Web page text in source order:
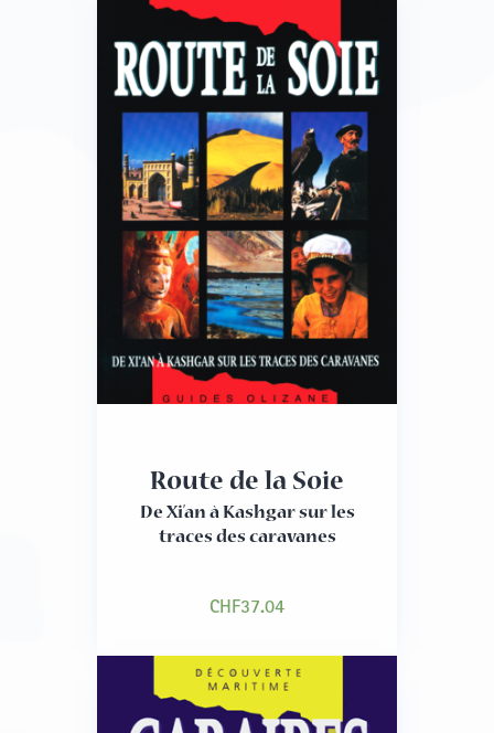
Route de la Soie
De Xi’an à Kashgar sur les
traces des caravanes
CHF37.04